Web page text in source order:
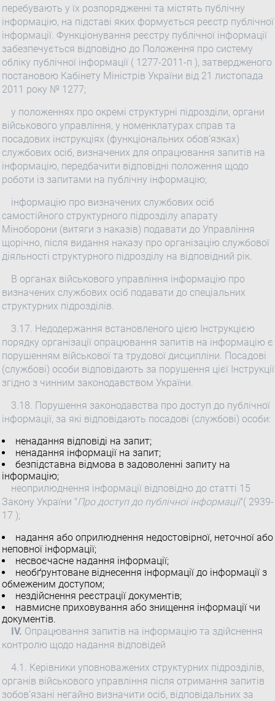
перебувають у їх розпорядженні та містять публічну
інформацію, на підставі яких формується реєстр публічної
інформації. Функціонування реєстру публічної інформації
забезпечується відповідно до Положення про систему
обліку публічної інформації ( 1277-2011-п ), затвердженого
постановою Кабінету Міністрів України від 21 листопада
2011 року № 1277;
у положеннях про окремі структурні підрозділи, органи
військового управління, у номенклатурах справ та
посадових інструкціях (функціональних обов’язках)
службових осіб, визначених для опрацювання запитів на
інформацію, передбачити відповідні положення щодо
роботи із запитами на публічну інформацію;
інформацію про визначених службових осіб
самостійного структурного підрозділу апарату
Міноборони (витяги з наказів) подавати до Управління
щорічно, після видання наказу про організацію службової
діяльності структурного підрозділу на відповідний рік.
В органах військового управління інформацію про
визначених службових осіб подавати до спеціальних
структурних підрозділів.
3.17. Недодержання встановленого цією Інструкцією
порядку організації опрацювання запитів на інформацію є
порушенням військової та трудової дисципліни. Посадові
(службові) особи відповідають за порушення цієї Інструкції
згідно з чинним законодавством України.
3.18. Порушення законодавства про доступ до публічної
інформації, за які відповідають посадові (службові) особи:
ненадання відповіді на запит;
ненадання інформації на запит;
безпідставна відмова в задоволенні запиту на
інформацію;
неоприлюднення інформації відповідно до статті 15
Закону України "Про доступ до публічної інформації"( 2939-
17 );
надання або оприлюднення недостовірної, неточної або
неповної інформації;
несвоєчасне надання інформації;
необґрунтоване віднесення інформації до інформації з
обмеженим доступом;
нездійснення реєстрації документів;
навмисне приховування або знищення інформації чи
документів.
IV. Опрацювання запитів на інформацію та здійснення
контролю щодо надання відповідей
4.1. Керівники уповноважених структурних підрозділів,
органів військового управління після отримання запитів
зобов’язані негайно визначити осіб, відповідальних за